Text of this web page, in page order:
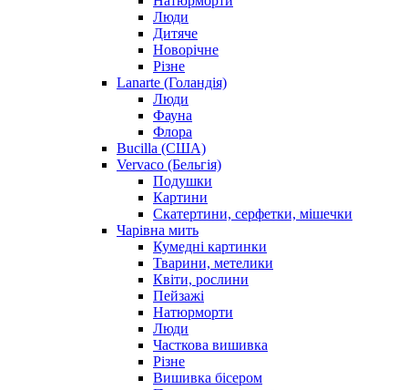
Люди
Дитяче
Новорічне
Різне
Lanarte (Голандія)
Люди
Фауна
Флора
Bucilla (США)
Vervaco (Бельгія)
Подушки
Картини
Скатертини, серфетки, мішечки
Чарiвна мить
Кумедні картинки
Тварини, метелики
Квіти, рослини
Пейзажі
Натюрморти
Люди
Часткова вишивка
Різне
Вишивка бісером